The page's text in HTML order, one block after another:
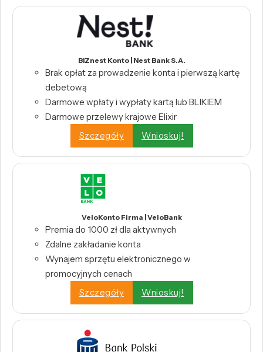
BIZnest Konto | Nest Bank S.A.
Brak opłat za prowadzenie konta i pierwszą kartę
debetową
Darmowe wpłaty i wypłaty kartą lub BLIKIEM
Darmowe przelewy krajowe Elixir
Szczegóły
Wnioskuj!
VeloKonto Firma | VeloBank
Premia do 1000 zł dla aktywnych
Zdalne zakładanie konta
Wynajem sprzętu elektronicznego w
promocyjnych cenach
Szczegóły
Wnioskuj!